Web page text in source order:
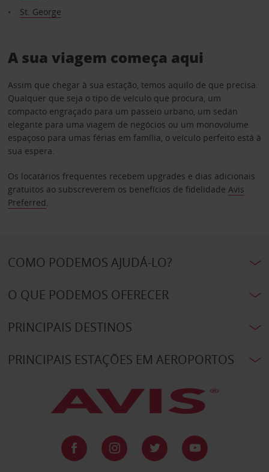
St. George
A sua viagem começa aqui
Assim que chegar à sua estação, temos aquilo de que precisa.
Qualquer que seja o tipo de veículo que procura, um
compacto engraçado para um passeio urbano, um sedan
elegante para uma viagem de negócios ou um monovolume
espaçoso para umas férias em família, o veículo perfeito está à
sua espera.
Os locatários frequentes recebem upgrades e dias adicionais
gratuitos ao subscreverem os benefícios de fidelidade Avis
Preferred.
COMO PODEMOS AJUDÁ-LO?
O QUE PODEMOS OFERECER
PRINCIPAIS DESTINOS
PRINCIPAIS ESTAÇÕES EM AEROPORTOS